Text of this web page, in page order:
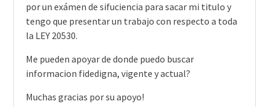
por un exámen de sifuciencia para sacar mi titulo y
tengo que presentar un trabajo con respecto a toda
la LEY 20530.
Me pueden apoyar de donde puedo buscar
informacion fidedigna, vigente y actual?
Muchas gracias por su apoyo!